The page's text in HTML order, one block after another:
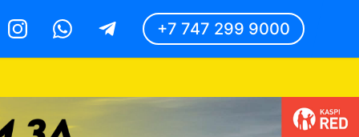
InstagramWhatsappTelegram +7 747 299 9000